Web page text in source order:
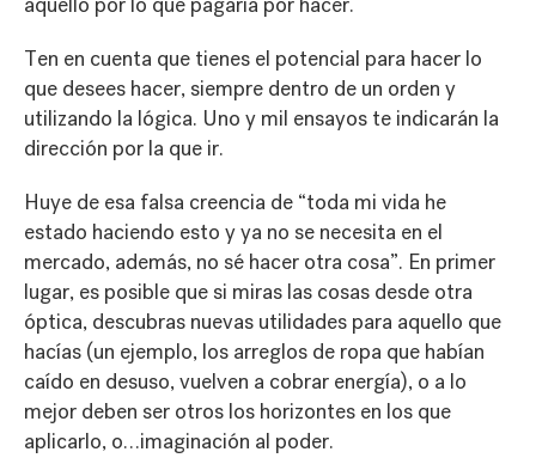
Ten en cuenta que tienes el potencial para hacer lo
que desees hacer, siempre dentro de un orden y
utilizando la lógica. Uno y mil ensayos te indicarán la
dirección por la que ir.
Huye de esa falsa creencia de “toda mi vida he
estado haciendo esto y ya no se necesita en el
mercado, además, no sé hacer otra cosa”. En primer
lugar, es posible que si miras las cosas desde otra
óptica, descubras nuevas utilidades para aquello que
hacías (un ejemplo, los arreglos de ropa que habían
caído en desuso, vuelven a cobrar energía), o a lo
mejor deben ser otros los horizontes en los que
aplicarlo, o…imaginación al poder.